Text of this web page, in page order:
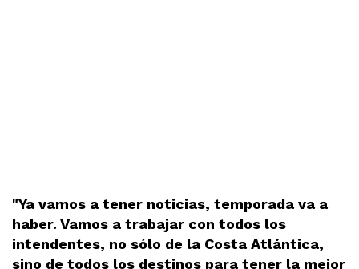
"Ya vamos a tener noticias, temporada va a
haber. Vamos a trabajar con todos los
intendentes, no sólo de la Costa Atlántica,
sino de todos los destinos para tener la mejor